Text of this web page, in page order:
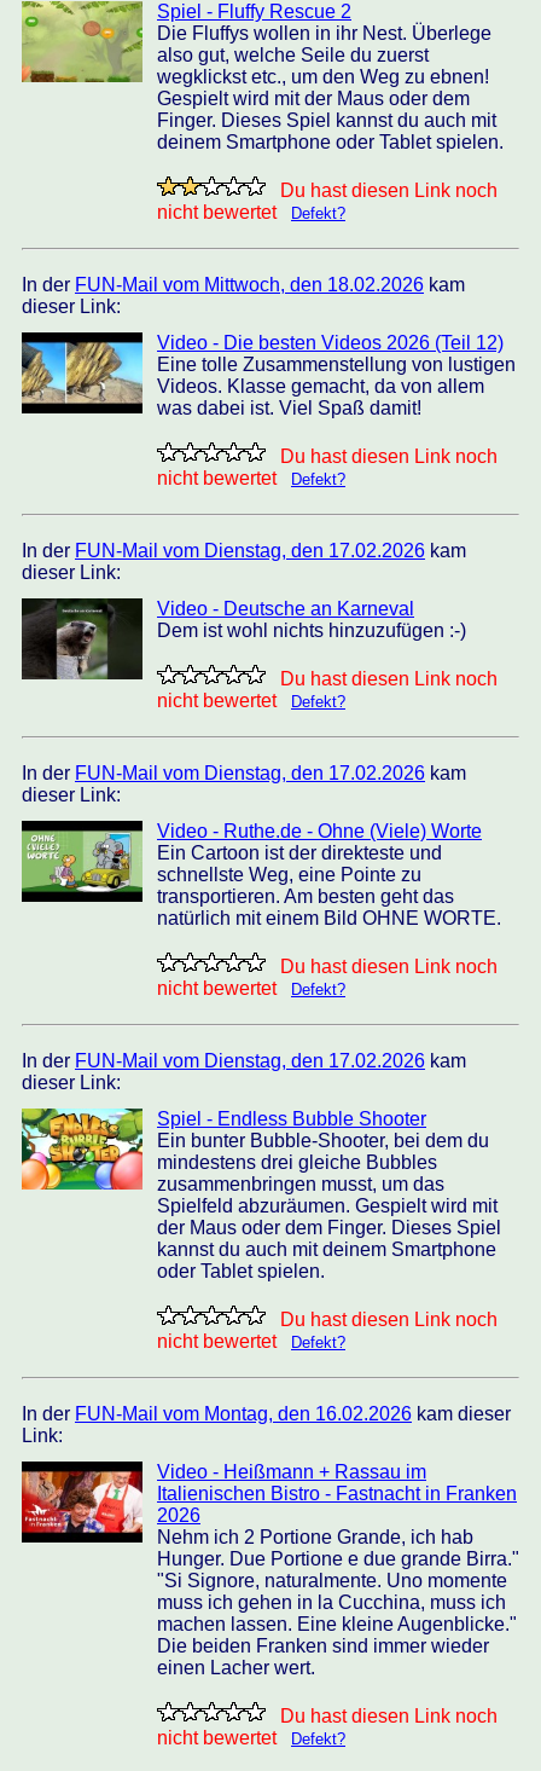
Spiel - Fluffy Rescue 2
Die Fluffys wollen in ihr Nest. Überlege
also gut, welche Seile du zuerst
wegklickst etc., um den Weg zu ebnen!
Gespielt wird mit der Maus oder dem
Finger. Dieses Spiel kannst du auch mit
deinem Smartphone oder Tablet spielen.
Du hast diesen Link noch
nicht bewertet
Defekt?
In der FUN-Mail vom Mittwoch, den 18.02.2026 kam
dieser Link:
Video - Die besten Videos 2026 (Teil 12)
Eine tolle Zusammenstellung von lustigen
Videos. Klasse gemacht, da von allem
was dabei ist. Viel Spaß damit!
Du hast diesen Link noch
nicht bewertet
Defekt?
In der FUN-Mail vom Dienstag, den 17.02.2026 kam
dieser Link:
Video - Deutsche an Karneval
Dem ist wohl nichts hinzuzufügen :-)
Du hast diesen Link noch
nicht bewertet
Defekt?
In der FUN-Mail vom Dienstag, den 17.02.2026 kam
dieser Link:
Video - Ruthe.de - Ohne (Viele) Worte
Ein Cartoon ist der direkteste und
schnellste Weg, eine Pointe zu
transportieren. Am besten geht das
natürlich mit einem Bild OHNE WORTE.
Du hast diesen Link noch
nicht bewertet
Defekt?
In der FUN-Mail vom Dienstag, den 17.02.2026 kam
dieser Link:
Spiel - Endless Bubble Shooter
Ein bunter Bubble-Shooter, bei dem du
mindestens drei gleiche Bubbles
zusammenbringen musst, um das
Spielfeld abzuräumen. Gespielt wird mit
der Maus oder dem Finger. Dieses Spiel
kannst du auch mit deinem Smartphone
oder Tablet spielen.
Du hast diesen Link noch
nicht bewertet
Defekt?
In der FUN-Mail vom Montag, den 16.02.2026 kam dieser
Link:
Video - Heißmann + Rassau im
Italienischen Bistro - Fastnacht in Franken
2026
Nehm ich 2 Portione Grande, ich hab
Hunger. Due Portione e due grande Birra."
"Si Signore, naturalmente. Uno momente
muss ich gehen in la Cucchina, muss ich
machen lassen. Eine kleine Augenblicke."
Die beiden Franken sind immer wieder
einen Lacher wert.
Du hast diesen Link noch
nicht bewertet
Defekt?